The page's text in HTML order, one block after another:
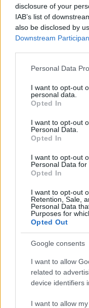
disclosure of your
IAB’s list of
also be disclosed by
Downstream
Please note that this
not limited to your
grant or deny
use your data for
consent section.
Personal Data
I want to opt-out
personal data.
Opted In
I want to opt-out
Personal Data.
Opted In
I want to opt-out
Personal Data for
Opted In
I want to opt-out
Retention, Sale,
Personal Data
Purposes for
Opted Out
Google consents
I want to allow
related to
device identifiers
I want to allow
Σχόλια
Πολιτική Απορρήτου
Σεισμός στην
«Πάγωσα, δεν
Μπογκοτά